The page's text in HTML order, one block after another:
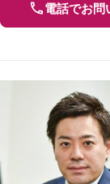
電話でお問